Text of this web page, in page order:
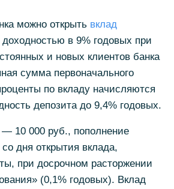
можно открыть вклад
в 9% годовых при
и новых клиентов банка
сумма первоначального
по вкладу начисляются
депозита до 9,4% годовых.
— 10 000 руб., пополнение
дня открытия вклада,
при досрочном расторжении
(0,1% годовых). Вклад